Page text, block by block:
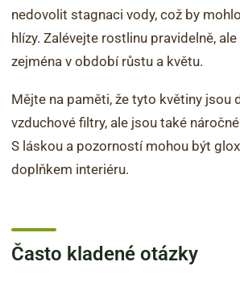
nedovolit stagnaci vody, což by
hlízy. Zalévejte rostlinu pravidelně,
zejména v období růstu a květu.
Mějte na paměti, že tyto květiny jsou
vzduchové filtry, ale jsou také
S láskou a pozorností mohou být
doplňkem interiéru.
Často kladené otázky